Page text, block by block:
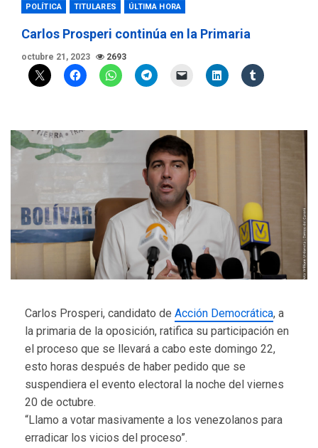
POLÍTICA TITULARES ÚLTIMA HORA
Carlos Prosperi continúa en la Primaria
octubre 21, 2023 2693
Carlos Prosperi, candidato de Acción Democrática, a
la primaria de la oposición, ratifica su participación en
el proceso que se llevará a cabo este domingo 22,
esto horas después de haber pedido que se
suspendiera el evento electoral la noche del viernes
20 de octubre.
“Llamo a votar masivamente a los venezolanos para
erradicar los vicios del proceso”.